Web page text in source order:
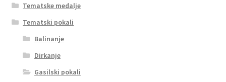
Tematske medalje
Tematski pokali
Balinanje
Dirkanje
Gasilski pokali